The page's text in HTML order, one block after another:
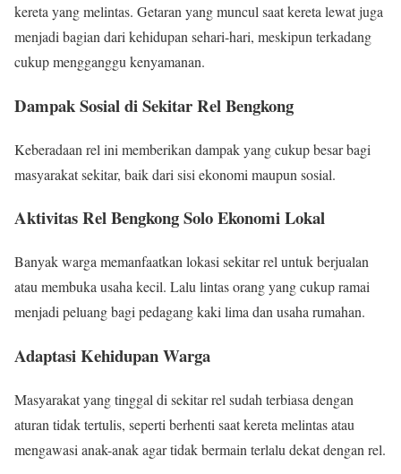
kereta yang melintas. Getaran yang muncul saat kereta lewat juga
menjadi bagian dari kehidupan sehari-hari, meskipun terkadang
cukup mengganggu kenyamanan.
Dampak Sosial di Sekitar Rel Bengkong
Keberadaan rel ini memberikan dampak yang cukup besar bagi
masyarakat sekitar, baik dari sisi ekonomi maupun sosial.
Aktivitas Rel Bengkong Solo Ekonomi Lokal
Banyak warga memanfaatkan lokasi sekitar rel untuk berjualan
atau membuka usaha kecil. Lalu lintas orang yang cukup ramai
menjadi peluang bagi pedagang kaki lima dan usaha rumahan.
Adaptasi Kehidupan Warga
Masyarakat yang tinggal di sekitar rel sudah terbiasa dengan
aturan tidak tertulis, seperti berhenti saat kereta melintas atau
mengawasi anak-anak agar tidak bermain terlalu dekat dengan rel.